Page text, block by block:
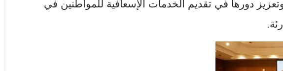
دورها في تقديم الخدمات الإسعافية للمواطنين في